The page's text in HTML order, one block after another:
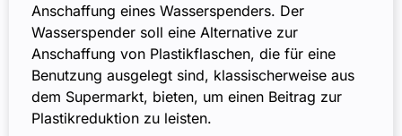
Anschaffung eines Wasserspenders. Der
Wasserspender soll eine Alternative zur
Anschaffung von Plastikflaschen, die für eine
Benutzung ausgelegt sind, klassischerweise aus
dem Supermarkt, bieten, um einen Beitrag zur
Plastikreduktion zu leisten.